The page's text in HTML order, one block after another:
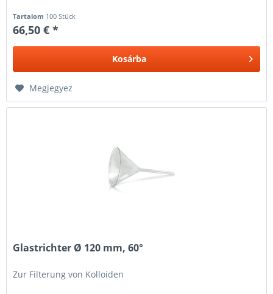
Tartalom 100 Stück
66,50 € *
Kosárba
Megjegyez
Glastrichter Ø 120 mm, 60°
Zur Filterung von Kolloiden